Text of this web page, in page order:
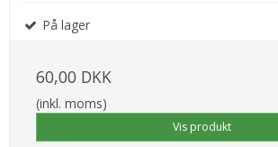
På lager
60,00 DKK
(inkl. moms)
Vis produkt